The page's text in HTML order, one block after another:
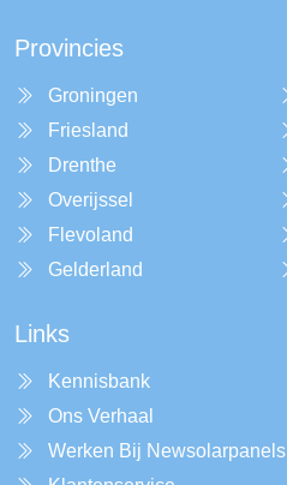
Provincies
Groningen
Friesland
Drenthe
Overijssel
Flevoland
Gelderland
Links
Kennisbank
Ons Verhaal
Werken Bij Newsolarpanels